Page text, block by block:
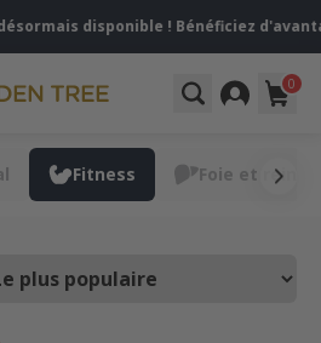
disponible ! Bénéficiez
0
Fitness Foie et reins